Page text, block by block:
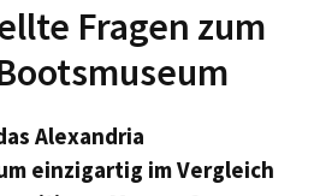
Fragen zum
Alexandria
einzigartig im Vergleich